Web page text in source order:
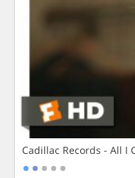
Cadillac Records - All I